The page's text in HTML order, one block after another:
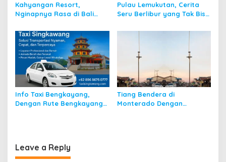
Kahyangan Resort,
Nginapnya Rasa di Bali
Pulau Lemukutan, Cerita
Seru Berlibur yang Tak Bisa
Info Taxi Bengkayang,
Dengan Rute Bengkayang
Tiang Bendera di
Monterado Dengan
Leave a Reply